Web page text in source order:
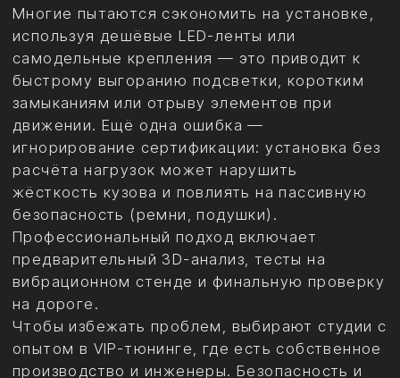
2026
1996
Cadillac Escalade
VW Multivan